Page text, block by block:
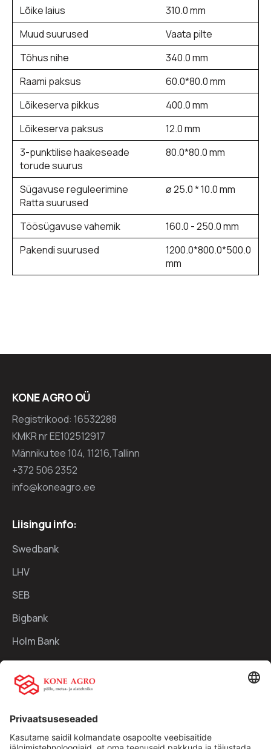
Lõike laius
310.0 mm
Muud suurused
Vaata pilte
Tõhus nihe
340.0 mm
Raami paksus
60.0*80.0 mm
Lõikeserva pikkus
400.0 mm
Lõikeserva paksus
12.0 mm
3-punktilise haakeseade
torude suurus
80.0*80.0 mm
Sügavuse reguleerimine
Ratta suurused
ø 25.0 * 10.0 mm
Töösügavuse vahemik
160.0 - 250.0 mm
Pakendi suurused
1200.0*800.0*500.0
mm
KONE AGRO OÜ
Registrikood: 16532288
KMKR nr EE102512917
Männiku tee 104, 11216,Tallinn
+372 506 2352
info@koneagro.ee
Liisingu info:
Swedbank
LHV
SEB
Bigbank
Holm Bank
Kiirlingid:
Traktorid